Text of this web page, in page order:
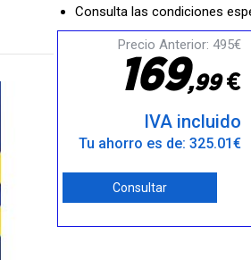
Consulta las condiciones
Precio Anterior: 495€
169,99€
IVA incluido
Tu ahorro es de: 325.01€
Consultar